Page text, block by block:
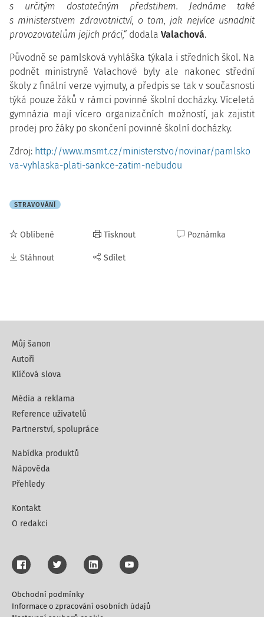
s určitým dostatečným předstihem. Jednáme také
s ministerstvem zdravotnictví, o tom, jak nejvíce usnadnit
provozovatelům jejich práci,“ dodala Valachová.
Původně se pamlsková vyhláška týkala i středních škol. Na
podnět ministryně Valachové byly ale nakonec střední
školy z finální verze vyjmuty, a předpis se tak v současnosti
týká pouze žáků v rámci povinné školní docházky. Víceletá
gymnázia mají vícero organizačních možností, jak zajistit
prodej pro žáky po skončení povinné školní docházky.
Zdroj: http://www.msmt.cz/ministerstvo/novinar/pamlsko
va-vyhlaska-plati-sankce-zatim-nebudou
STRAVOVÁNÍ
Oblíbené
Stáhnout
Tisknout
Sdílet
Poznámka
Můj šanon
Autoři
Klíčová slova
Média a reklama
Reference uživatelů
Partnerství, spolupráce
Nabídka produktů
Nápověda
Přehledy
Kontakt
O redakci
Obchodní podmínky
Informace o zpracování osobních údajů